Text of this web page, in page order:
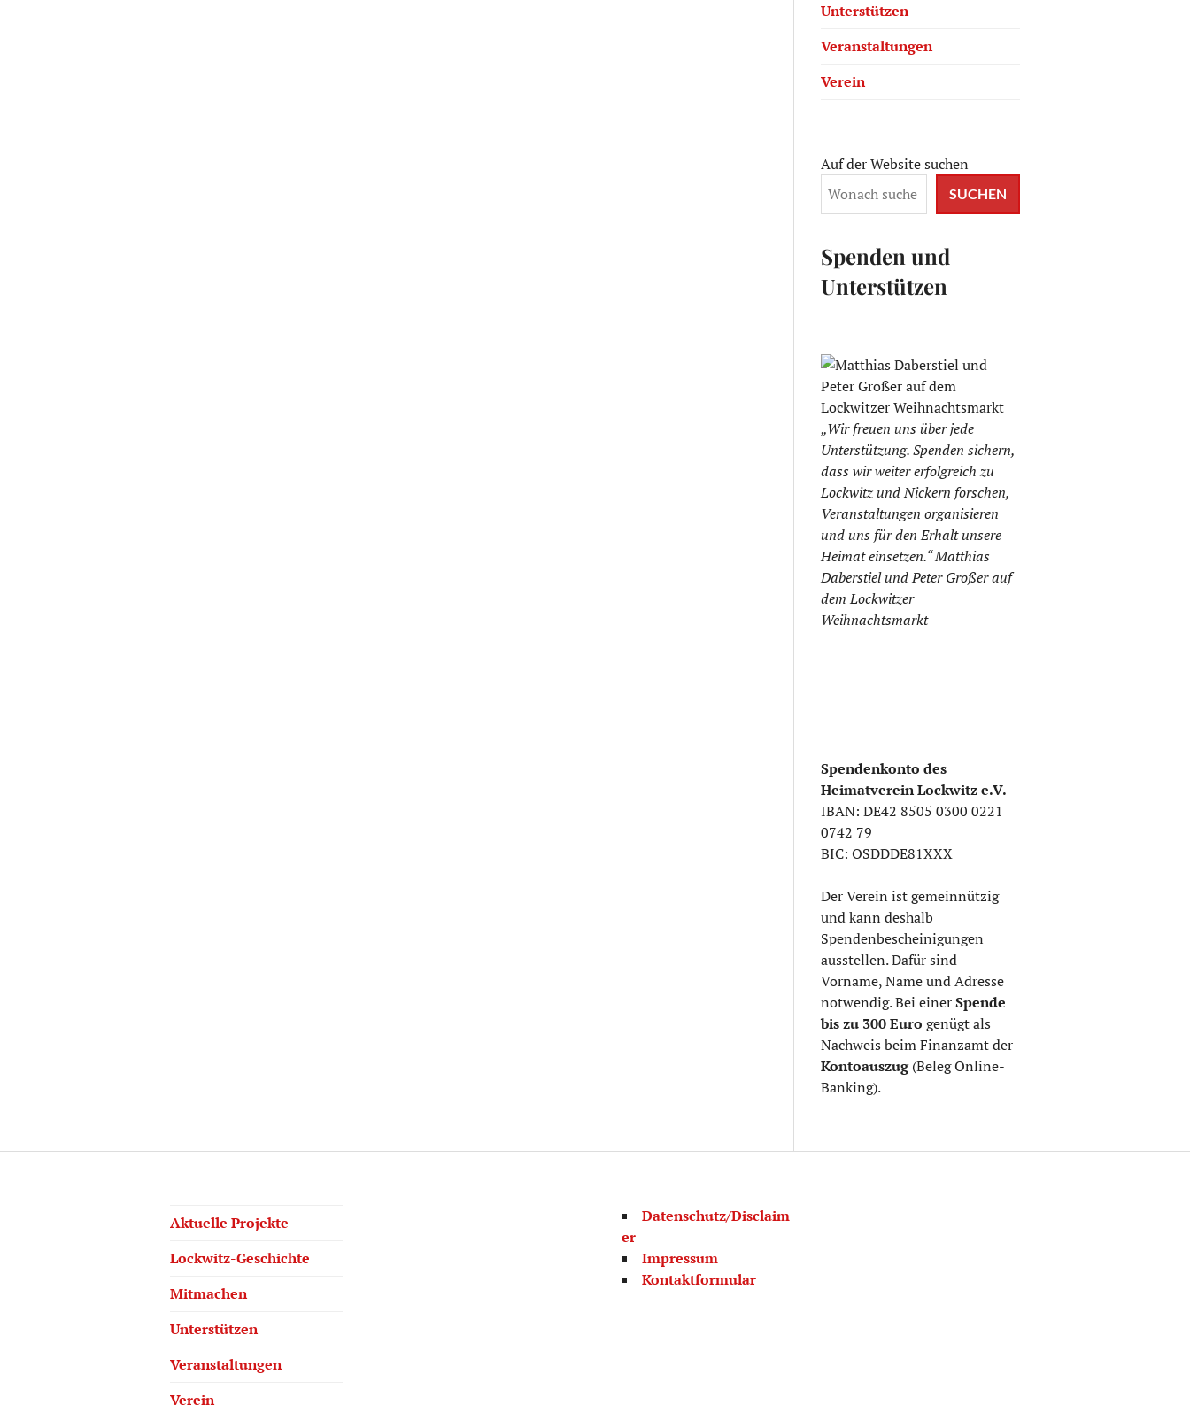
Unterstützen
Veranstaltungen
Verein
Auf der Website suchen
SUCHEN
Spenden und
Unterstützen
„Wir freuen uns über jede
Unterstützung. Spenden sichern,
dass wir weiter erfolgreich zu
Lockwitz und Nickern forschen,
Veranstaltungen organisieren
und uns für den Erhalt unsere
Heimat einsetzen.“ Matthias
Daberstiel und Peter Großer auf
dem Lockwitzer
Weihnachtsmarkt
Spendenkonto des
Heimatverein Lockwitz e.V.
IBAN: DE42 8505 0300 0221
0742 79
BIC: OSDDDE81XXX
Der Verein ist gemeinnützig
und kann deshalb
Spendenbescheinigungen
ausstellen. Dafür sind
Vorname, Name und Adresse
notwendig. Bei einerSpende
bis zu 300 Euro genügt als
Nachweis beim Finanzamt der
Kontoauszug(Beleg Online-
Banking).
Aktuelle Projekte
Lockwitz-Geschichte
Mitmachen
Unterstützen
Veranstaltungen
Verein
Datenschutz/Disclaim
er
Impressum
Kontaktformular